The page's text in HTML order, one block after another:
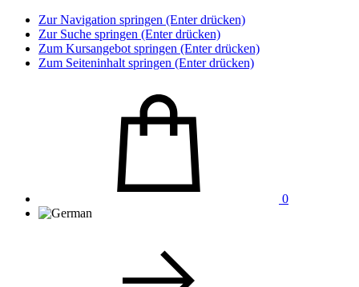
Zur Navigation springen (Enter drücken)
Zur Suche springen (Enter drücken)
Zum Kursangebot springen (Enter drücken)
Zum Seiteninhalt springen (Enter drücken)
0